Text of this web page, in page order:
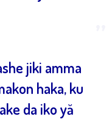
jiki amma
haka, ku
da iko yă